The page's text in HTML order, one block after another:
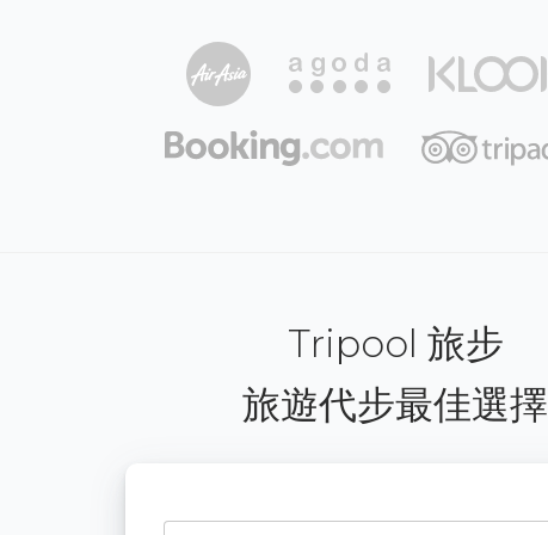
Tripool 旅步
旅遊代步最佳選擇